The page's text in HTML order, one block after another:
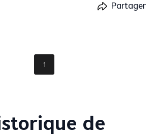
Plus
Partager
1
de